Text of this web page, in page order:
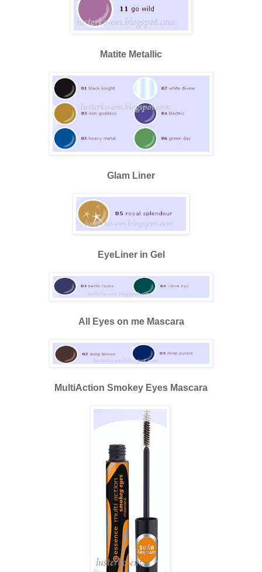
Matite Metallic
Glam Liner
EyeLiner in Gel
All Eyes on me Mascara
MultiAction Smokey Eyes Mascara